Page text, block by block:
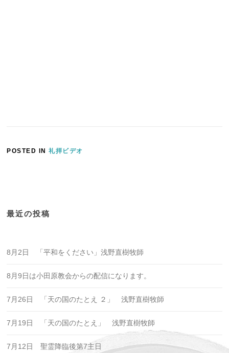
POSTED IN礼拝ビデオ
最近の投稿
8月2日 「平和をください」浅野直樹牧師
8月9日は小田原教会からの配信になります。
7月26日 「天の国のたとえ ２」 浅野直樹牧師
7月19日 「天の国のたとえ」 浅野直樹牧師
7月12日 聖霊降臨後第7主日